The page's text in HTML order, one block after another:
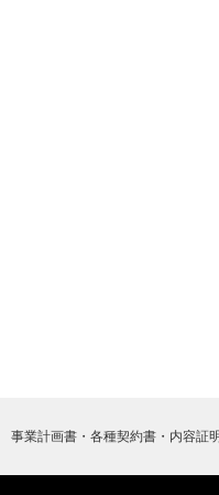
事業計画書・各種契約書・内容証